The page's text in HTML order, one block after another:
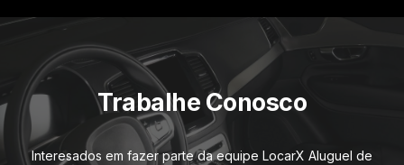
Trabalhe Conosco
Interesados em fazer parte da equipe LocarX Aluguel de